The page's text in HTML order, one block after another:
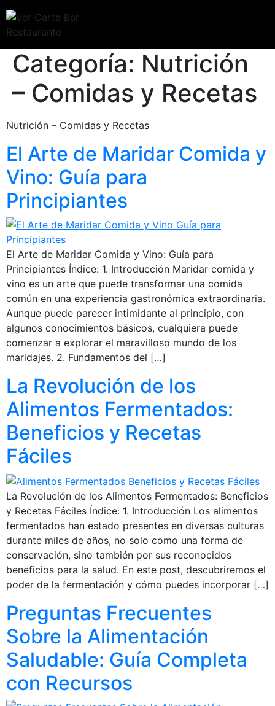
Categoría: Nutrición
– Comidas y Recetas
Nutrición – Comidas y Recetas
El Arte de Maridar Comida y
Vino: Guía para
Principiantes
El Arte de Maridar Comida y Vino: Guía para
Principiantes Índice: 1. Introducción Maridar comida y
vino es un arte que puede transformar una comida
común en una experiencia gastronómica extraordinaria.
Aunque puede parecer intimidante al principio, con
algunos conocimientos básicos, cualquiera puede
comenzar a explorar el maravilloso mundo de los
maridajes. 2. Fundamentos del […]
La Revolución de los
Alimentos Fermentados:
Beneficios y Recetas
Fáciles
La Revolución de los Alimentos Fermentados: Beneficios
y Recetas Fáciles Índice: 1. Introducción Los alimentos
fermentados han estado presentes en diversas culturas
durante miles de años, no solo como una forma de
conservación, sino también por sus reconocidos
beneficios para la salud. En este post, descubriremos el
poder de la fermentación y cómo puedes incorporar […]
Preguntas Frecuentes
Sobre la Alimentación
Saludable: Guía Completa
con Recursos